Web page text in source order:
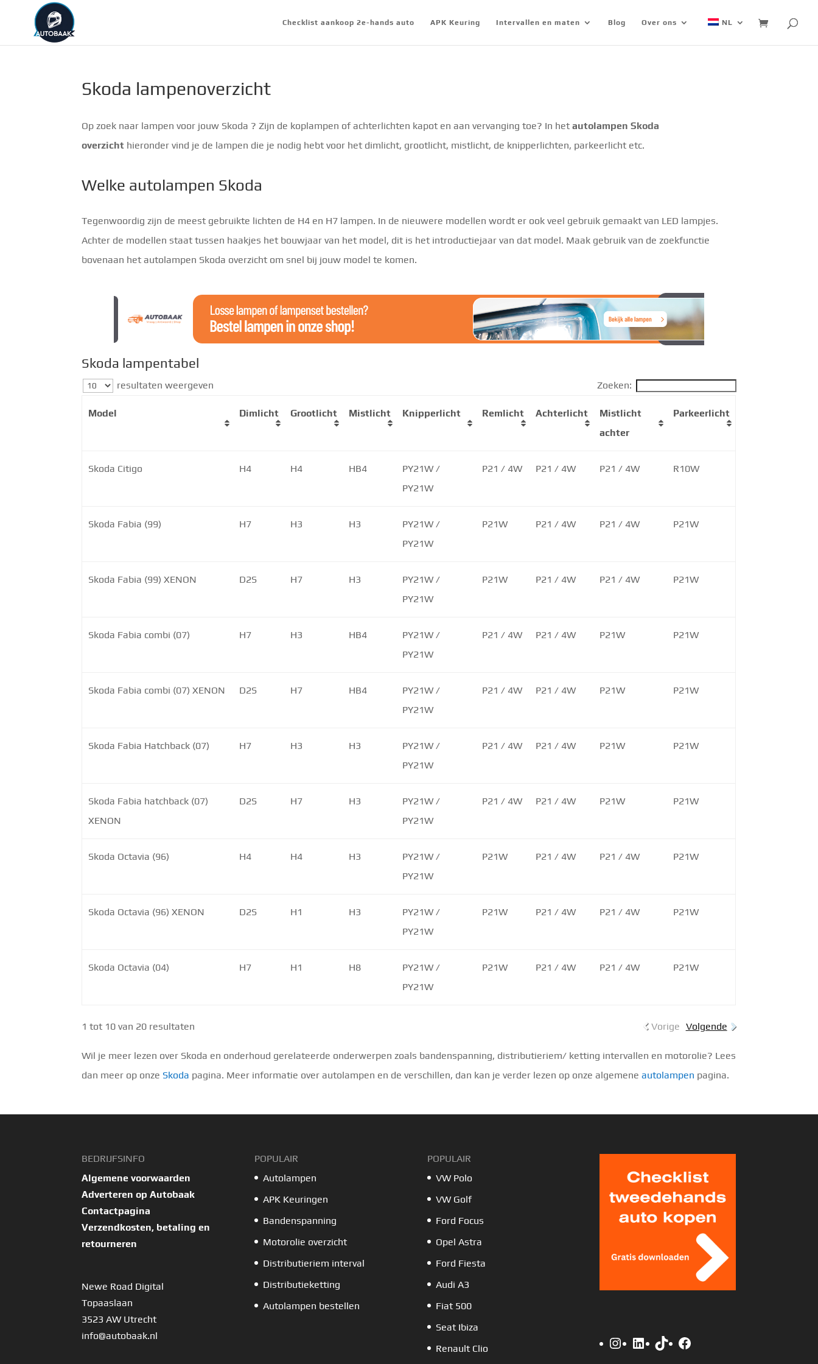
Checklist aankoop 2e-hands auto APK Keuring Intervallen en maten Blog Over ons NL
Skoda lampenoverzicht
Op zoek naar lampen voor jouw Skoda ? Zijn de koplampen of achterlichten kapot en aan vervanging toe? In het autolampen Skoda
overzicht hieronder vind je de lampen die je nodig hebt voor het dimlicht, grootlicht, mistlicht, de knipperlichten, parkeerlicht etc.
Welke autolampen Skoda
Tegenwoordig zijn de meest gebruikte lichten de H4 en H7 lampen. In de nieuwere modellen wordt er ook veel gebruik gemaakt van LED lampjes.
Achter de modellen staat tussen haakjes het bouwjaar van het model, dit is het introductiejaar van dat model. Maak gebruik van de zoekfunctie
bovenaan het autolampen Skoda overzicht om snel bij jouw model te komen.
Skoda lampentabel
resultaten weergeven Zoeken:
Model Dimlicht Grootlicht Mistlicht Knipperlicht Remlicht Achterlicht
Mistlicht
achter
Parkeerlicht
Skoda Citigo H4 H4 HB4
PY21W /
PY21W
P21 / 4W P21 / 4W P21 / 4W R10W
Skoda Fabia (99) H7 H3 H3
PY21W /
PY21W
P21W P21 / 4W P21 / 4W P21W
Skoda Fabia (99) XENON D2S H7 H3
PY21W /
PY21W
P21W P21 / 4W P21 / 4W P21W
Skoda Fabia combi (07) H7 H3 HB4
PY21W /
PY21W
P21 / 4W P21 / 4W P21W P21W
Skoda Fabia combi (07) XENON D2S H7 HB4
PY21W /
PY21W
P21 / 4W P21 / 4W P21W P21W
Skoda Fabia Hatchback (07) H7 H3 H3
PY21W /
PY21W
P21 / 4W P21 / 4W P21W P21W
Skoda Fabia hatchback (07)
XENON
D2S H7 H3
PY21W /
PY21W
P21 / 4W P21 / 4W P21W P21W
Skoda Octavia (96) H4 H4 H3
PY21W /
PY21W
P21W P21 / 4W P21 / 4W P21W
Skoda Octavia (96) XENON D2S H1 H3
PY21W /
PY21W
P21W P21 / 4W P21 / 4W P21W
Skoda Octavia (04) H7 H1 H8
PY21W /
PY21W
P21W P21 / 4W P21 / 4W P21W
1 tot 10 van 20 resultaten Vorige Volgende
Wil je meer lezen over Skoda en onderhoud gerelateerde onderwerpen zoals bandenspanning, distributieriem/ ketting intervallen en motorolie? Lees
dan meer op onze Skoda pagina. Meer informatie over autolampen en de verschillen, dan kan je verder lezen op onze algemeneautolampen pagina.
BEDRIJFSINFO
Algemene voorwaarden
Adverteren op Autobaak
Contactpagina
Verzendkosten, betaling en
retourneren
Newe Road Digital
Topaaslaan
3523 AW Utrecht
info@autobaak.nl
POPULAIR
Autolampen
APK Keuringen
Bandenspanning
Motorolie overzicht
Distributieriem interval
Distributieketting
Autolampen bestellen
POPULAIR
VW Polo
VW Golf
Ford Focus
Opel Astra
Ford Fiesta
Audi A3
Fiat 500
Seat Ibiza
Renault Clio
Instagram
LinkedIn
TikTokFacebook